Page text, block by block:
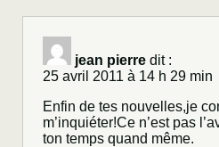
jean pierre dit :
25 avril 2011 à 14 h 29 min
Enfin de tes nouvelles,je
m’inquiéter!Ce n’est pas
ton temps quand même.